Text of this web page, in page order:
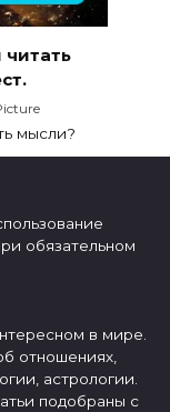
мысли?
обязательном
в мире.
отношениях,
астрологии.
подобраны с